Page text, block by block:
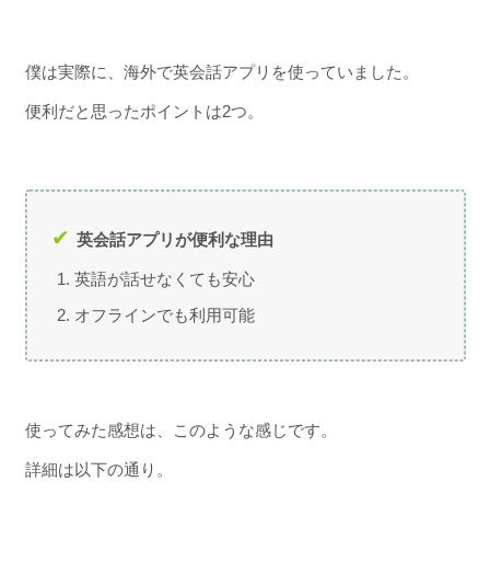
僕は実際に、海外で英会話アプリを使っていました。
便利だと思ったポイントは2つ。
英会話アプリが便利な理由
英語が話せなくても安心
オフラインでも利用可能
使ってみた感想は、このような感じです。
詳細は以下の通り。